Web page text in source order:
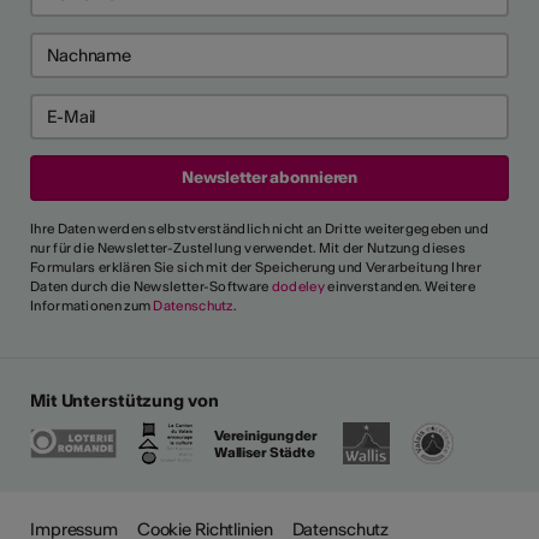
Ihre Daten werden selbstverständlich nicht an Dritte weitergegeben und
nur für die Newsletter-Zustellung verwendet. Mit der Nutzung dieses
Formulars erklären Sie sich mit der Speicherung und Verarbeitung Ihrer
Daten durch die Newsletter-Software dodeleyeinverstanden. Weitere
Informationen zum Datenschutz.
Mit Unterstützung von
Vereinigung der
Walliser Städte
Impressum Cookie Richtlinien Datenschutz